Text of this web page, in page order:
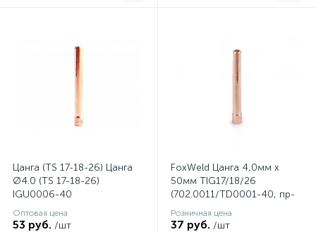
Цанга (TS 17-18-26) Цанга
Ø4.0 (TS 17-18-26)
IGU0006-40
Оптовая цена
53 руб. /шт
FoxWeld Цанга 4,0мм х
50мм TIG17/18/26
(702.0011/TD0001-40, пр-
во FoxWeld/КНР)
Розничная цена
37 руб. /шт